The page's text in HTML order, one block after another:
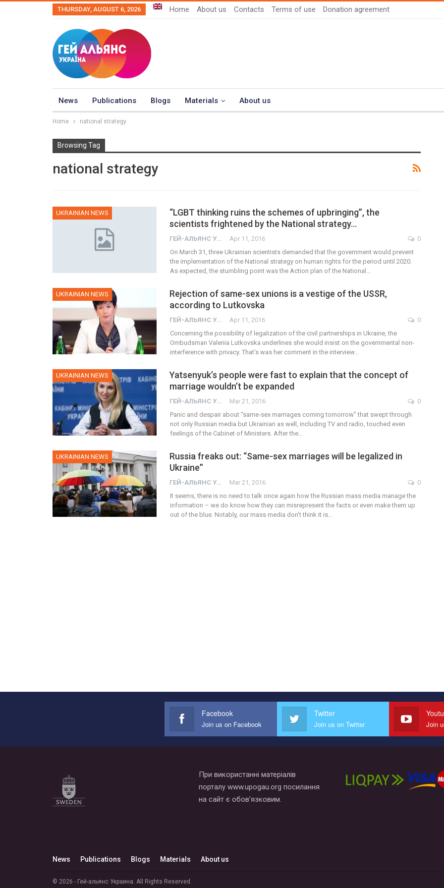
THURSDAY, AUGUST 6, 2026 Home About us Contacts Terms of use Donation agreement
News Publications Blogs Materials About us
Home national strategy
Browsing Tag
national strategy
UKRAINIAN NEWS
“LGBT thinking ruins the schemes of upbringing”, the
scientists frightened by the National strategy…
ГЕЙ-АЛЬЯНС УКРАИНА Apr 11, 2016
0
On March 31, three Ukrainian scientists demanded that the government would prevent
the implementation of the National strategy on human rights for the period until 2020.
As expected, the stumbling point was the Action plan of the National…
UKRAINIAN NEWS
Rejection of same-sex unions is a vestige of the USSR,
according to Lutkovska
ГЕЙ-АЛЬЯНС УКРАИНА Apr 11, 2016
0
Concerning the possibility of legalization of the civil partnerships in Ukraine, the
Ombudsman Valeriia Lutkovska underlines she would insist on the governmental non-
interference with privacy. That’s was her comment in the interview…
UKRAINIAN NEWS
Yatsenyuk’s people were fast to explain that the concept of
marriage wouldn’t be expanded
ГЕЙ-АЛЬЯНС УКРАИНА Mar 21, 2016
0
Panic and despair about “same-sex marriages coming tomorrow” that swept through
not only Russian media but Ukrainian as well, including TV and radio, touched even
feelings of the Cabinet of Ministers. After the…
UKRAINIAN NEWS
Russia freaks out: “Same-sex marriages will be legalized in
Ukraine”
ГЕЙ-АЛЬЯНС УКРАИНА Mar 21, 2016
0
It seems, there is no need to talk once again how the Russian mass media manage the
information – we do know how they can misrepresent the facts or even make them up
out of the blue. Notably, our mass media don’t think it is…
Facebook
Join us on Facebook
Twitter
Join us on Twitter Join
При використанні матеріалів
порталу www.upogau.org посилання
на сайт є обов’язковим.
News Publications Blogs Materials About us
© 2026 - Гей-альянс Украина. All Rights Reserved.